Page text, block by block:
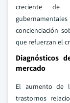
creciente de
concienciación
que refuerzan el
Diagnósticos
mercado
El aumento de
trastornos